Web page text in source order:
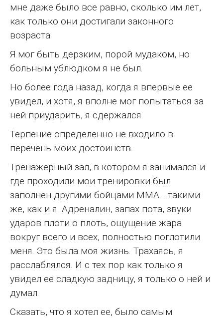
мне даже было все равно, сколько им лет,
как только они достигали законного
возраста.
Я мог быть дерзким, порой мудаком, но
больным ублюдком я не был.
Но более года назад, когда я впервые ее
увидел, и хотя, я вполне мог попытаться за
ней приударить, я сдержался.
Терпение определенно не входило в
перечень моих достоинств.
Тренажерный зал, в котором я занимался и
где проходили мои тренировки был
заполнен другими бойцами ММА... такими
же, как и я. Адреналин, запах пота, звуки
ударов плоти о плоть, ощущение жара
вокруг всего и всех, полностью поглотили
меня. Это была моя жизнь. Трахаясь, я
расслаблялся. И с тех пор как только я
увидел ее сладкую задницу, я только о ней и
думал.
Сказать, что я хотел ее, было самым